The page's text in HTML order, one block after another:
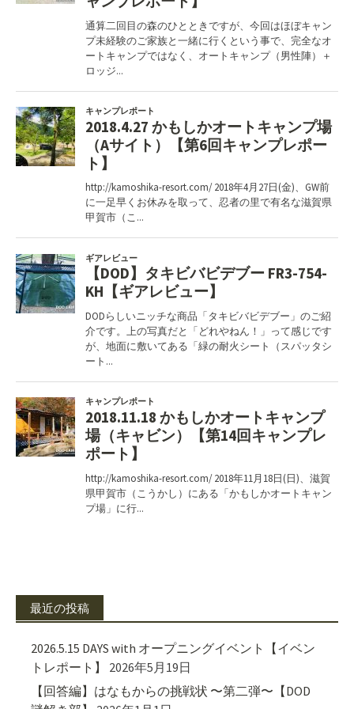
最近の投稿
2026.5.15 DAYS with オープニングイベント【イベン
トレポート】
2026年5月19日
【回答編】はなもからの挑戦状 〜第二弾〜【DOD